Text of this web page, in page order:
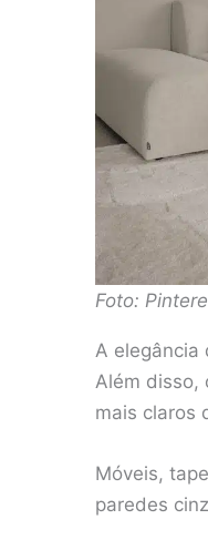
Foto:
A elegância
Além disso,
mais claros
Móveis,
paredes